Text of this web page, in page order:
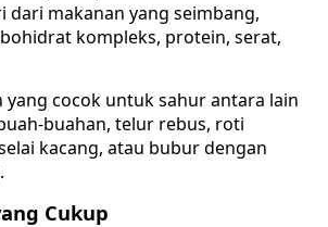
dari makanan yang seimbang,
kompleks, protein, serat,
yang cocok untuk sahur antara lain
buahan, telur rebus, roti
kacang, atau bubur dengan
Cukup